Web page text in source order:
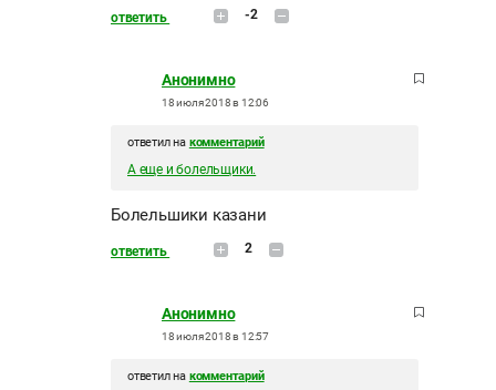
ответить -2
Анонимно
18 июля 2018 в 12:06
ответил на комментарий
А еще и болельщики.
Болельшики казани
ответить 2
Анонимно
18 июля 2018 в 12:57
ответил на комментарий